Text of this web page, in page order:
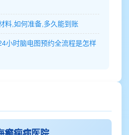
料,如何准备,多久能到账
小时脑电图预约全流程是怎样